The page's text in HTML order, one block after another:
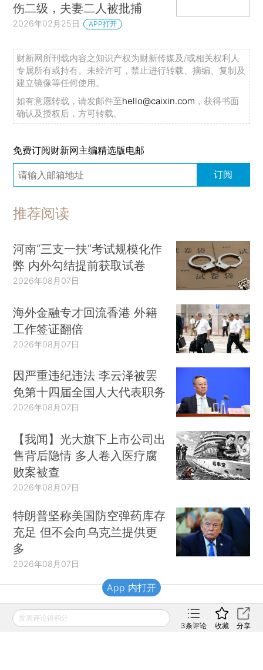
伤二级，夫妻二人被批捕
2026年02月25日 APP打开
财新网所刊载内容之知识产权为财新传媒及/或相关权利人
专属所有或持有。未经许可，禁止进行转载、摘编、复制及
建立镜像等任何使用。
如有意愿转载，请发邮件至hello@caixin.com ，获得书面
确认及授权后，方可转载。
免费订阅财新网主编精选版电邮
订阅
推荐阅读
河南“三支一扶”考试规模化作
弊 内外勾结提前获取试卷
2026年08月07日
海外金融专才回流香港 外籍
工作签证翻倍
2026年08月07日
因严重违纪违法 李云泽被罢
免第十四届全国人大代表职务
2026年08月07日
【我闻】光大旗下上市公司出
售背后隐情 多人卷入医疗腐
败案被查
2026年08月07日
特朗普坚称美国防空弹药库存
充足 但不会向乌克兰提供更
多
2026年08月07日
财新移动
发表评论得积分
3条评论 收藏 分享
App 内打开